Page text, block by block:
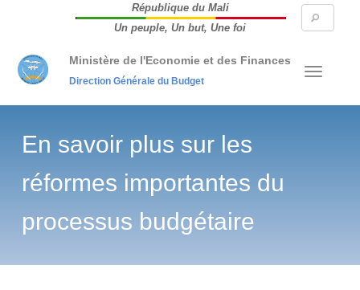
République du Mali
Un peuple, Un but, Une foi
form
Ministère de l'Economie et des Finances
Direction Générale du Budget
En savoir plus sur les
réformes importantes du
processus budgétaire